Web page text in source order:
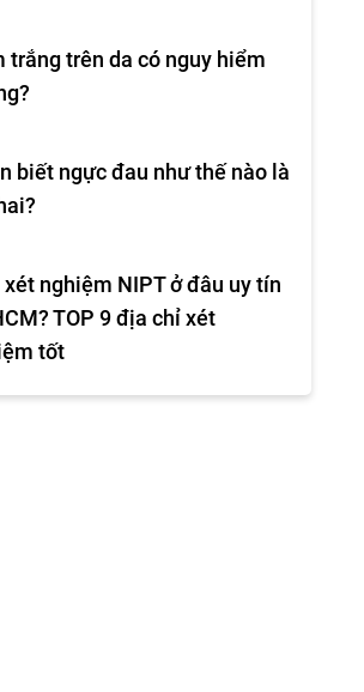
trắng trên da có nguy hiểm
biết ngực đau như thế nào là
xét nghiệm NIPT ở đâu uy tín
TOP 9 địa chỉ xét
tốt